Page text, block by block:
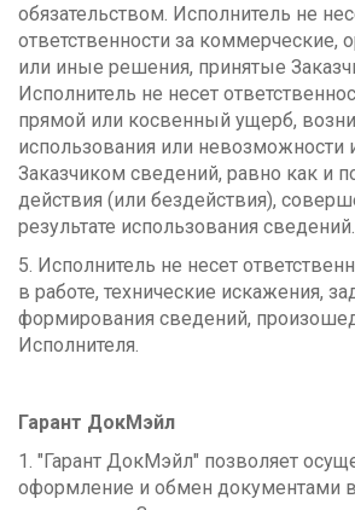
обязательством. Исполнитель не
ответственности за коммерческие,
или иные решения, принятые
Исполнитель не несет
прямой или косвенный ущерб,
использования или невозможности
Заказчиком сведений, равно как и
действия (или бездействия),
результате использования сведений.
5. Исполнитель не несет
в работе, технические искажения,
формирования сведений,
Исполнителя.
Гарант ДокМэйл
1. "Гарант ДокМэйл" позволяет
оформление и обмен документами